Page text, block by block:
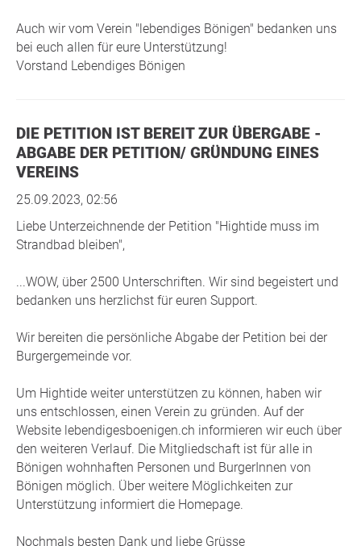
Auch wir vom Verein "lebendiges Bönigen" bedanken uns
bei euch allen für eure Unterstützung!
Vorstand Lebendiges Bönigen
DIE PETITION IST BEREIT ZUR ÜBERGABE -
ABGABE DER PETITION/ GRÜNDUNG EINES
VEREINS
25.09.2023, 02:56
Liebe Unterzeichnende der Petition "Hightide muss im
Strandbad bleiben",
...WOW, über 2500 Unterschriften. Wir sind begeistert und
bedanken uns herzlichst für euren Support.
Wir bereiten die persönliche Abgabe der Petition bei der
Burgergemeinde vor.
Um Hightide weiter unterstützen zu können, haben wir
uns entschlossen, einen Verein zu gründen. Auf der
Website lebendigesboenigen.ch informieren wir euch über
den weiteren Verlauf. Die Mitgliedschaft ist für alle in
Bönigen wohnhaften Personen und BurgerInnen von
Bönigen möglich. Über weitere Möglichkeiten zur
Unterstützung informiert die Homepage.
Nochmals besten Dank und liebe Grüsse